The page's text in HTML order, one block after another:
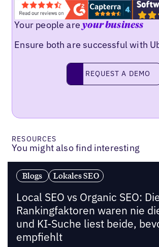
Your people areyour business
Ensure both are successful with
Request a demo
REQUEST A DEMO
RESOURCES
You might also find interesting
Blogs Lokales SEO
Local SEO vs Organic SEO:
Rankingfaktoren waren nie
und KI-Suche liest beide,
empfiehlt